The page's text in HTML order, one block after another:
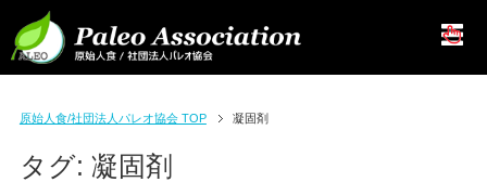
原始人食/社団法人パレオ協会 TOP 凝固剤
タグ: 凝固剤